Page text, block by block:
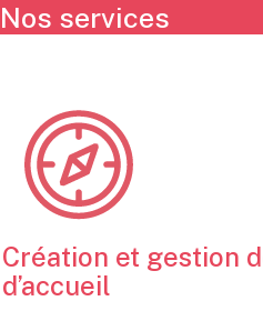
Nos services
Création et gestion
d’accueil